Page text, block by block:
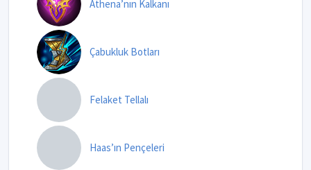
Athena’nın Kalkanı
Çabukluk Botları
Felaket Tellalı
Haas’ın Pençeleri